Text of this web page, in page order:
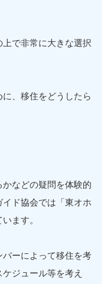
で非常に大きな選択
、移住をどうしたら
などの疑問を体験的
ド協会では「東オホ
ます。
ーによって移住を考
ジュール等を考え